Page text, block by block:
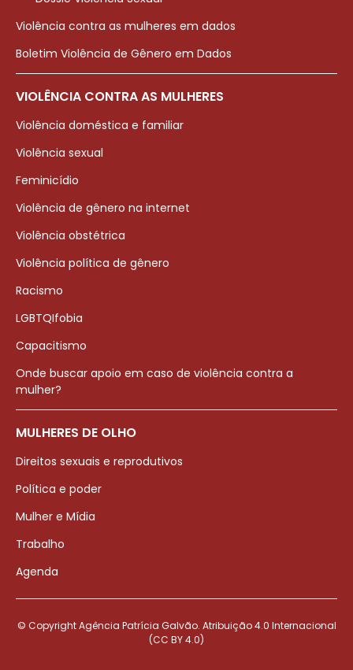
Violência contra as mulheres em dados
Boletim Violência de Gênero em Dados
VIOLÊNCIA CONTRA AS MULHERES
Violência doméstica e familiar
Violência sexual
Feminicídio
Violência de gênero na internet
Violência obstétrica
Violência política de gênero
Racismo
LGBTQIfobia
Capacitismo
Onde buscar apoio em caso de violência contra a
mulher?
MULHERES DE OLHO
Direitos sexuais e reprodutivos
Política e poder
Mulher e Mídia
Trabalho
Agenda
© Copyright Agência Patrícia Galvão. Atribuição 4.0 Internacional
(CC BY 4.0)